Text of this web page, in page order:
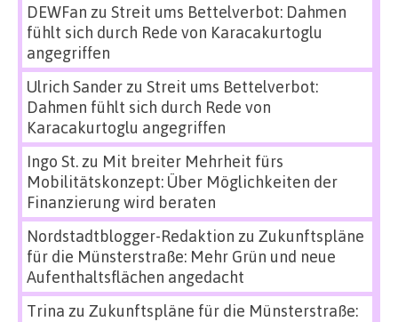
DEWFan zu Streit ums Bettelverbot: Dahmen
fühlt sich durch Rede von Karacakurtoglu
angegriffen
Ulrich Sanderzu Streit ums Bettelverbot:
Dahmen fühlt sich durch Rede von
Karacakurtoglu angegriffen
Ingo St.zu Mit breiter Mehrheit fürs
Mobilitätskonzept: Über Möglichkeiten der
Finanzierung wird beraten
Nordstadtblogger-Redaktion zu Zukunftspläne
für die Münsterstraße: Mehr Grün und neue
Aufenthaltsflächen angedacht
Trina zu Zukunftspläne für die Münsterstraße: